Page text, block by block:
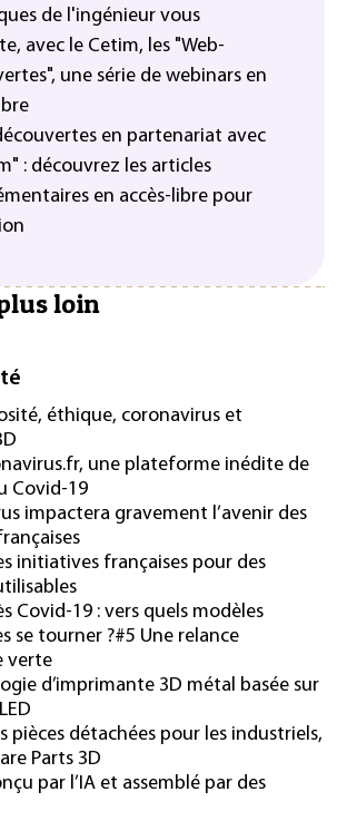
de l'ingénieur vous
avec le Cetim, les "Web-
une série de webinars en
en partenariat avec
: découvrez les articles
en accès-libre pour
loin
éthique, coronavirus et
une plateforme inédite de
Covid-19
impactera gravement l’avenir des
initiatives françaises pour des
Covid-19 : vers quels modèles
se tourner ?#5 Une relance
verte
d’imprimante 3D métal basée sur
pièces détachées pour les industriels,
Parts 3D
par l’IA et assemblé par des